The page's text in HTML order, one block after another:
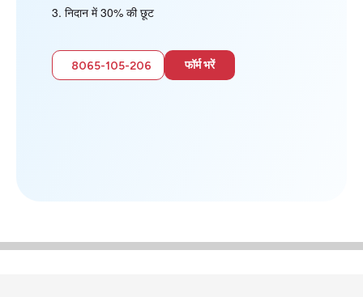
निदान में 30% की छूट
8065-105-206 फॉर्म भरें